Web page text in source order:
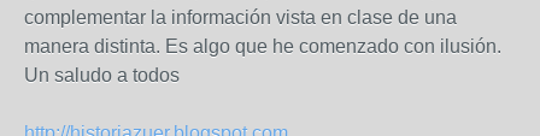
complementar la información vista en clase de una
manera distinta. Es algo que he comenzado con ilusión.
Un saludo a todos